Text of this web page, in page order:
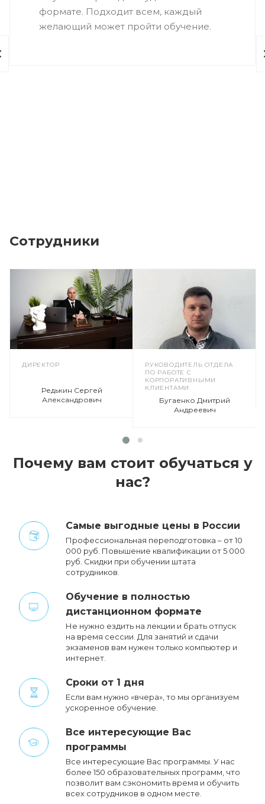
формате. Подходит всем, каждый
желающий может пройти обучение.
Сотрудники
ДИРЕКТОР
Редькин Сергей
Александрович
РУКОВОДИТЕЛЬ ОТДЕЛА
ПО РАБОТЕ С
КОРПОРАТИВНЫМИ
КЛИЕНТАМИ
Бугаенко Дмитрий
Андреевич
Почему вам стоит обучаться у
нас?
Cамые выгодные цены в России
Профессиональная переподготовка – от 10
000 руб. Повышение квалификации от 5 000
руб. Cкидки при обучении штата
сотрудников.
Обучение в полностью
дистанционном формате
Не нужно ездить на лекции и брать отпуск
на время сессии. Для занятий и сдачи
экзаменов вам нужен только компьютер и
интернет.
Сроки от 1 дня
Если вам нужно «вчера», то мы организуем
ускоренное обучение.
Все интересующие Вас
программы
Все интересующие Вас программы. У нас
более 150 образовательных программ, что
позволит вам сэкономить время и обучить
всех сотрудников в одном месте.